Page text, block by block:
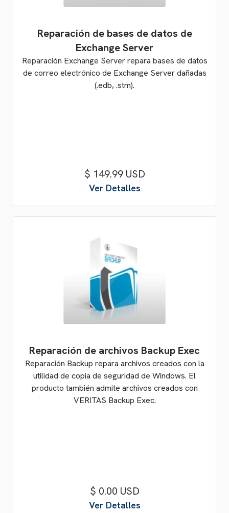
Reparación de bases de datos de
Exchange Server
Reparación Exchange Server repara bases de datos
de correo electrónico de Exchange Server dañadas
(.edb, .stm).
$ 149.99 USD
Ver Detalles
Reparación de archivos Backup Exec
Reparación Backup repara archivos creados con la
utilidad de copia de seguridad de Windows. El
producto también admite archivos creados con
VERITAS Backup Exec.
$ 0.00 USD
Ver Detalles